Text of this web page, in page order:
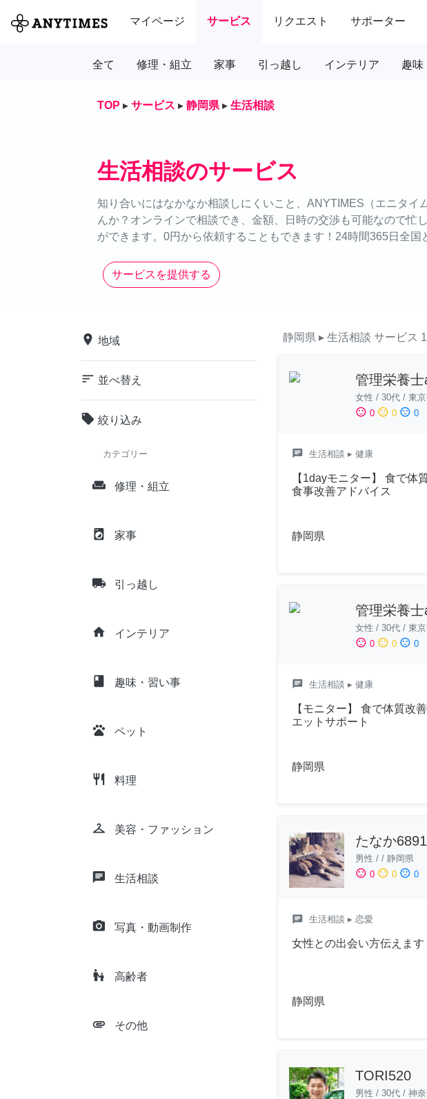
マイページ サービス リクエスト サポーター
全て 修理・組立 家事 引っ越し インテリア 趣味
TOP ▸ サービス ▸ 静岡県 ▸ 生活相談
生活相談のサービス
知り合いにはなかなか相談しにくいこと、ANYTIMES（エニタイ
んか？オンラインで相談でき、金額、日時の交渉も可能なので忙
ができます。0円から依頼することもできます！24時間365日全国
サービスを提供する
place 地域
sort 並べ替え
local_offer 絞り込み
カテゴリー
weekend 修理・組立
local_laundry_service 家事
local_shipping 引っ越し
home インテリア
class 趣味・習い事
pets ペット
restaurant 料理
checkroom 美容・ファッション
chat 生活相談
camera_alt 写真・動画制作
escalator_warning 高齢者
attachment その他
静岡県 ▸ 生活相談 サービス
管理栄養士
女性 / 30代 / 東
sentiment_satisfied 0 sentiment_neutral 0 sentiment_dissatisfied 0
chat 生活相談 ▸ 健康
【1dayモニター】 食で体
食事改善アドバイス
静岡県
管理栄養士
女性 / 30代 / 東
sentiment_satisfied 0 sentiment_neutral 0 sentiment_dissatisfied 0
chat 生活相談 ▸ 健康
【モニター】 食で体質改
エットサポート
静岡県
たなか6891
男性 / / 静岡県
sentiment_satisfied 0 sentiment_neutral 0 sentiment_dissatisfied 0
chat 生活相談 ▸ 恋愛
女性との出会い方伝えます
静岡県
TORI520
男性 / 30代 / 神